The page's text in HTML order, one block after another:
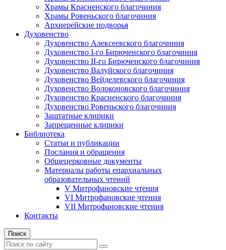
Храмы Красненского благочиния
Храмы Ровеньского благочиния
Архиерейские подворья
Духовенство
Духовенство Алексеевского благочиния
Духовенство I-го Бирюченского благочиния
Духовенство II-го Бирюченского благочиния
Духовенство Валуйского благочиния
Духовенство Вейделевского благочиния
Духовенство Волоконовского благочиния
Духовенство Красненского благочиния
Духовенство Ровеньского благочиния
Заштатные клирики
Запрещенные клирики
Библиотека
Статьи и публикации
Послания и обращения
Общецерковные документы
Материалы работы епархиальных
образовательных чтений
V Митрофановские чтения
VI Митрофановские чтения
VII Митрофановские чтения
Контакты
Поиск